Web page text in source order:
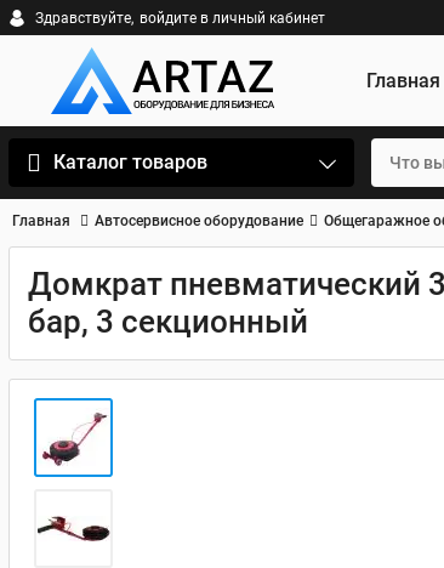
Здравствуйте, войдите в личный кабинет
Главная
Каталог товаров
Главная Автосервисное оборудование Общегаражное
Домкрат пневматический
бар, 3 секционный